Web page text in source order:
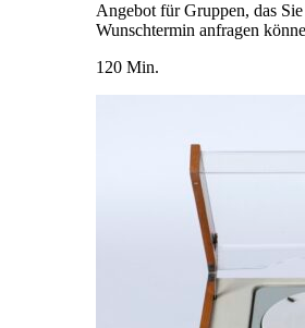
Angebot für Gruppen, das
Wunschtermin anfragen
120 Min.